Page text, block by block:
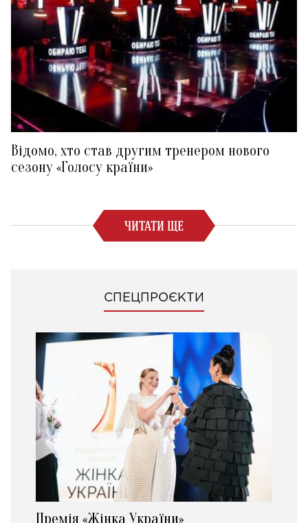
Відомо, хто став другим тренером нового
сезону «Голосу країни»
ЧИТАТИ ЩЕ
СПЕЦПРОЄКТИ
Премія «Жінка України»